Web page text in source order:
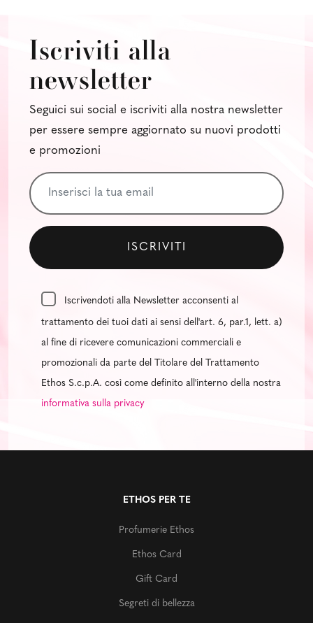
Iscriviti alla
newsletter
Seguici sui social e iscriviti alla nostra newsletter
per essere sempre aggiornato su nuovi prodotti
e promozioni
Iscrivendoti alla Newsletter acconsenti al
trattamento dei tuoi dati ai sensi dell'art. 6, par.1, lett. a)
al fine di ricevere comunicazioni commerciali e
promozionali da parte del Titolare del Trattamento
Ethos S.c.p.A. così come definito all'interno della nostra
informativa sulla privacy
ETHOS PER TE
Profumerie Ethos
Ethos Card
Gift Card
Segreti di bellezza